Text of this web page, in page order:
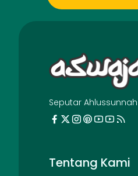
Seputar
Tentang Kami